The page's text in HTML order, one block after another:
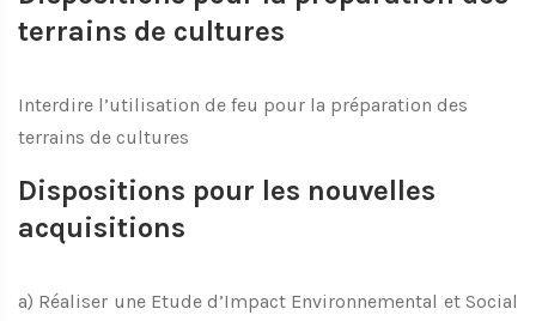
terrains de cultures
Interdire l’utilisation de feu pour la préparation des
terrains de cultures
Dispositions pour les nouvelles
acquisitions
a) Réaliser une Etude d’Impact Environnemental et Social